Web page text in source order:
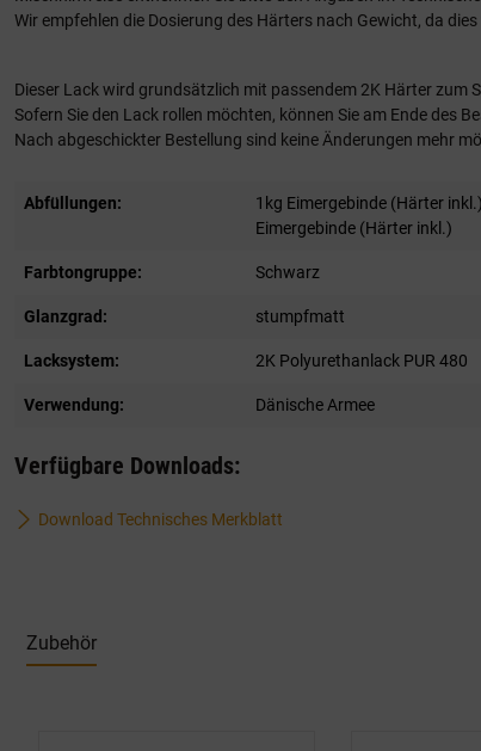
Wir empfehlen die Dosierung des Härters nach Gewicht, da
Dieser Lack wird grundsätzlich mit passendem 2K Härter zum
Sofern Sie den Lack rollen möchten, können Sie am Ende des
Nach abgeschickter Bestellung sind keine Änderungen mehr
Abfüllungen: 1kg Eimergebinde (Härter inkl.)
Eimergebinde (Härter inkl.)
Farbtongruppe: Schwarz
Glanzgrad: stumpfmatt
Lacksystem: 2K Polyurethanlack PUR 480
Verwendung: Dänische Armee
Verfügbare Downloads:
Download Technisches Merkblatt
Zubehör